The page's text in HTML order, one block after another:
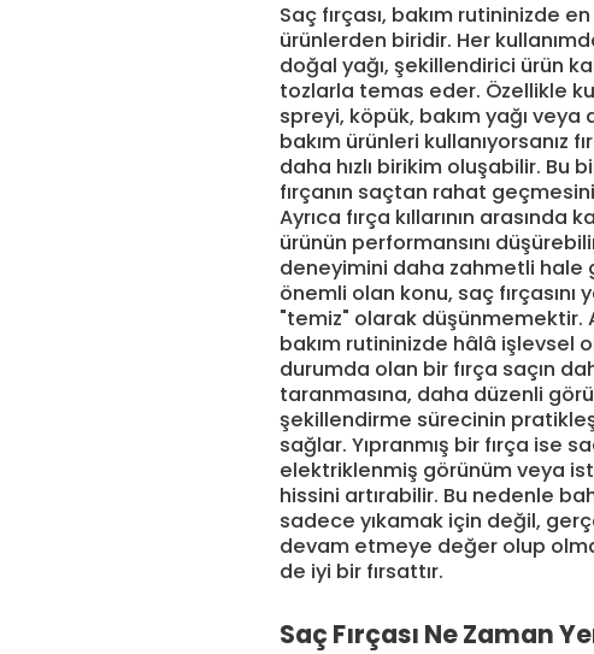
Saç fırçası, bakım rutininizde
ürünlerden biridir. Her
doğal yağı, şekillendirici ürün
tozlarla temas eder. Özellikle
spreyi, köpük, bakım yağı
bakım ürünleri kullanıyorsanız
daha hızlı birikim oluşabilir. Bu
fırçanın saçtan rahat
Ayrıca fırça kıllarının arasında
ürünün performansını
deneyimini daha zahmetli hale
önemli olan konu, saç fırçasını
"temiz" olarak düşünmemektir.
bakım rutininizde hâlâ işlevsel
durumda olan bir fırça saçın
taranmasına, daha düzenli
şekillendirme sürecinin
sağlar. Yıpranmış bir fırça ise
elektriklenmiş görünüm veya
hissini artırabilir. Bu nedenle
sadece yıkamak için değil,
devam etmeye değer olup
de iyi bir fırsattır.
Saç Fırçası Ne Zaman